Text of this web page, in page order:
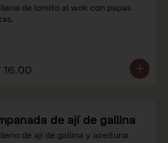
de lomito al wok con papas
16.00
de ají de gallina
de ají de gallina y aceituna.